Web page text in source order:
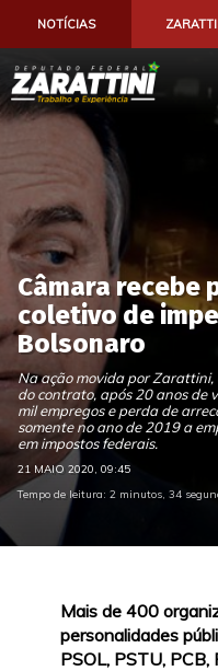
NOTÍCIAS
Câmara recebe
coletivo de
Bolsonaro
Na ação movida por
do contrato, após 20 anos de
mil empregos e perda de
somente no ano de 2019 a
em impostos federais.
21 MAIO 2020, 09:45
Tempo de leitura: 2 minutos, 34
Mais de 400
personalidades
PSOL, PSTU,